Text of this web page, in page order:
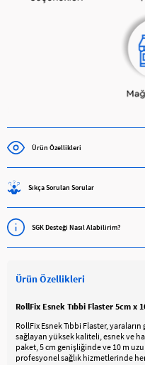
Ürün Özellikleri
Sıkça Sorulan Sorular
SGK Desteği Nasıl Alabilirim?
Ürün Özellikleri
RollFix Esnek Tıbbi Flaster 5cm x
RollFix Esnek Tıbbi Flaster,
sağlayan yüksek kaliteli, esnek ve
paket, 5 cm genişliğinde ve 10 m
profesyonel sağlık hizmetlerinde